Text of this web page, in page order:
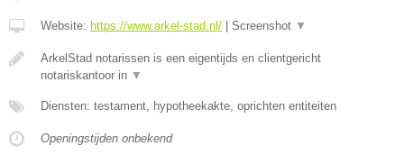
Website: https://www.arkel-stad.nl/ Screenshot ▼
ArkelStad notarissen is een eigentijds en clientgericht
notariskantoor in ▼
Diensten: testament, hypotheekakte, oprichten entiteiten
Openingstijden onbekend